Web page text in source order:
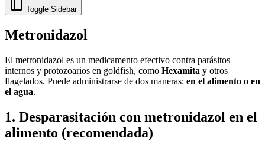
Toggle Sidebar
Metronidazol
El metronidazol es un medicamento efectivo contra parásitos
internos y protozoarios en goldfish, como Hexamita y otros
flagelados. Puede administrarse de dos maneras: en el alimento o en
el agua.
1. Desparasitación con metronidazol en el
alimento (recomendada)